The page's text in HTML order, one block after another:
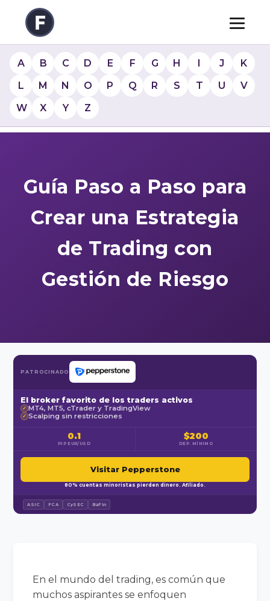
A B C D E F G H I J
K
L
M N O P Q R S T U
V
W
X Y Z
Guía Paso a Paso para
Crear una Estrategia
de Trading con
Gestión de Riesgo
PATROCINADO
El broker favorito de los traders activos
✓ MT4, MT5, cTrader y TradingView
✓ Scalping sin restricciones
0.1
PIP EUR/USD
$200
DEP. MÍNIMO
Visitar Pepperstone
80% cuentas minoristas pierden dinero. Afiliado.
ASIC FCA CySEC BaFin
En el mundo del trading, es común que
muchos aspirantes se enfoquen